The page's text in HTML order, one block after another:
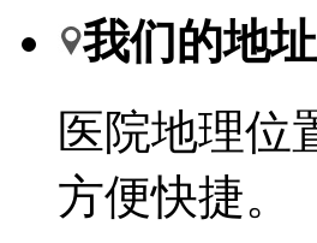
我们的地址
医院地理位
方便快捷。